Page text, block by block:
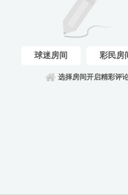
球迷房间 彩民房
选择房间开启精彩评